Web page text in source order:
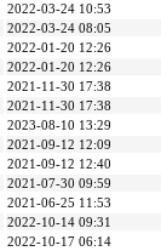
2022-03-24 10:53
2022-03-24 08:05
2022-01-20 12:26
2022-01-20 12:26
2021-11-30 17:38
2021-11-30 17:38
2023-08-10 13:29
2021-09-12 12:09
2021-09-12 12:40
2021-07-30 09:59
2021-06-25 11:53
2022-10-14 09:31
2022-10-17 06:14